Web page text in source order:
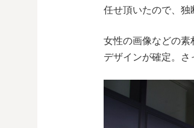
任せ頂いたので、独
女性の画像などの素
デザインが確定。さ